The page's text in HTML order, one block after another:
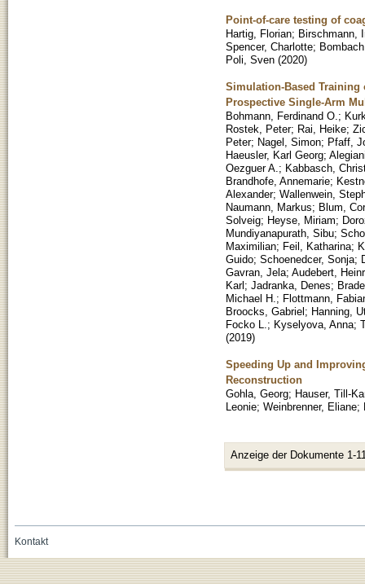
Point-of-care testing of
Hartig, Florian; Birschmann,
Spencer, Charlotte;
Poli, Sven (2020)
Simulation-Based Training
Prospective Single-Arm
Bohmann, Ferdinand O. ;
Rostek, Peter; Rai, Heike;
Peter; Nagel, Simon; Pfaff,
Haeusler, Karl Georg;
Oezguer A. ; Kabbasch,
Brandhofe, Annemarie;
Alexander; Wallenwein,
Naumann, Markus; Blum,
Solveig; Heyse, Miriam;
Mundiyanapurath, Sibu;
Maximilian; Feil, Katharina;
Guido; Schoenedcer, Sonja;
Gavran, Jela; Audebert,
Karl; Jadranka, Denes;
Michael H. ; Flottmann,
Broocks, Gabriel; Hanning,
Focko L. ; Kyselyova, Anna;
(2019)
Speeding Up and
Reconstruction
Gohla, Georg; Hauser, Till-
Leonie; Weinbrenner, Eliane;
Anzeige der Dokumente 1-
Kontakt